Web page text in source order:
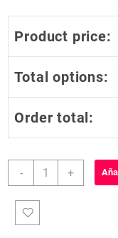
Product price:
Total options:
Order total:
-
Jersey
Estandar
Hombre
+